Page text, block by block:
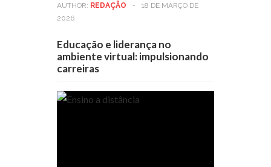
AUTHOR: REDAÇÃO -
18 DE MARÇO DE
2026
Educação e liderança no
ambiente virtual: impulsionando
carreiras